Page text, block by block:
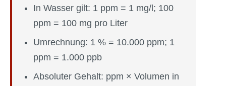
In Wasser gilt: 1 ppm = 1 mg/l; 100
ppm = 100 mg pro Liter
Umrechnung: 1 % = 10.000 ppm; 1
ppm = 1.000 ppb
Absoluter Gehalt: ppm × Volumen in